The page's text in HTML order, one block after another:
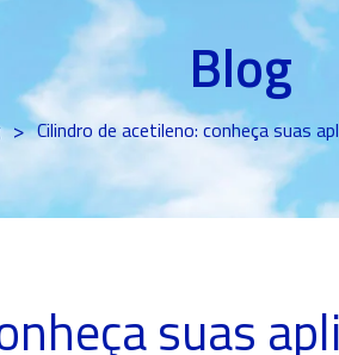
Blog
> Cilindro de acetileno: conheça suas
suas